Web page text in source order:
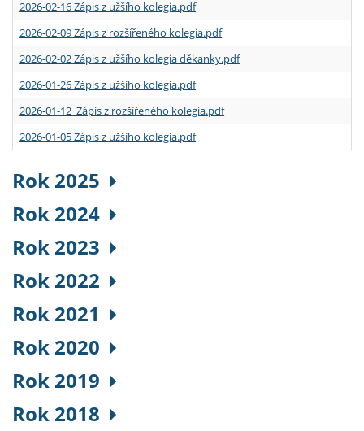
2026-02-16 Zápis z užšího kolegia.pdf
2026-02-09 Zápis z rozšířeného kolegia.pdf
2026-02-02 Zápis z užšího kolegia děkanky.pdf
2026-01-26 Zápis z užšího kolegia.pdf
2026-01-12 Zápis z rozšířeného kolegia.pdf
2026-01-05 Zápis z užšího kolegia.pdf
Rok 2025
Rok 2024
Rok 2023
Rok 2022
Rok 2021
Rok 2020
Rok 2019
Rok 2018